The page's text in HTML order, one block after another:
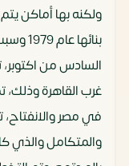
ولكنه بها أماكن
غرب القاهرة وذلك،
في مصر والانفتاح،
والمتكامل والذي